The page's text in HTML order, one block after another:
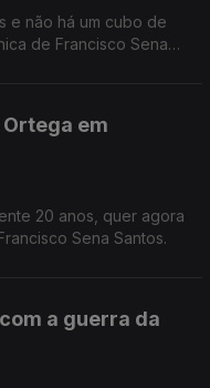
e não há um cubo de
de Francisco Sena
em
20 anos, quer agora
Sena Santos.
a guerra da